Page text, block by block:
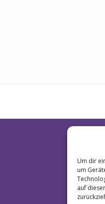
Um dir
um
auf